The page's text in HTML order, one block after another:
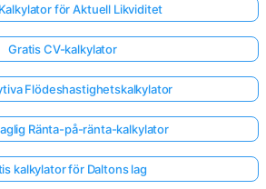
för Aktuell Likviditet
Gratis CV-kalkylator
Flödeshastighetskalkylator
Ränta-på-ränta-kalkylator
kalkylator för Daltons lag